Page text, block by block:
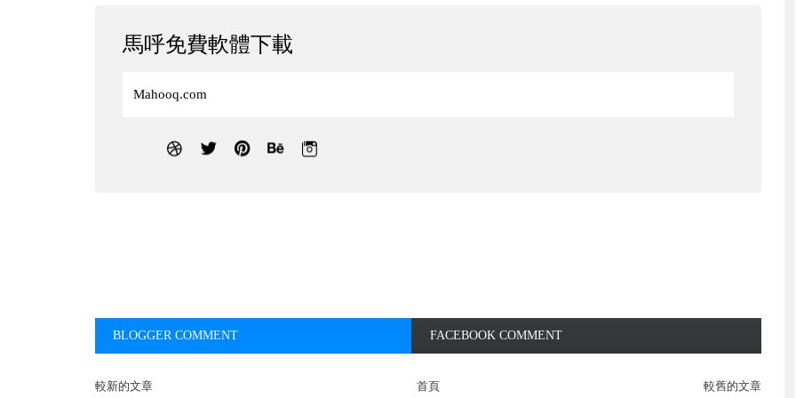
馬呼免費軟體下載
Mahooq.com
BLOGGER COMMENT FACEBOOK COMMENT
較新的文章 較舊的文章
首頁